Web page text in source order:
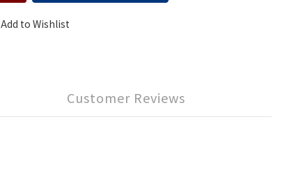
Add to Wishlist
Customer Reviews